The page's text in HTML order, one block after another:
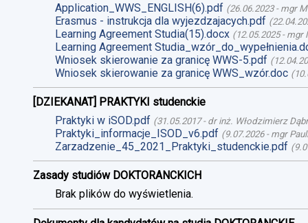
Application_WWS_ENGLISH(6).pdf (26.06.2023- mgr
Erasmus - instrukcja dla wyjezdzajacych.pdf (
Learning Agreement Studia(15).docx (12.05.2025- mgr
Learning Agreement
Wniosek skierowanie za granicę WWS-5.pdf (
Wniosek skierowanie za granicę WWS_wzór.doc (
[DZIEKANAT] PRAKTYKI studenckie
Praktyki w iSOD.pdf (31.05.2017- dr inż. Włodzimierz
Praktyki_informacje_ISOD_v6.pdf (9.07.2026- mgr
Zarzadzenie_45_2021_Praktyki_studenckie.pdf (
Zasady studiów DOKTORANCKICH
Brak plików do wyświetlenia.